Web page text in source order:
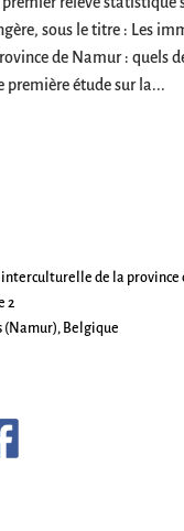
sous le titre : Les
de Namur : quels
première étude sur la...
interculturelle de la province
2
(Namur), Belgique